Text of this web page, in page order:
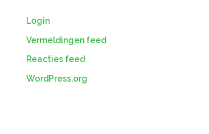
Login
Vermeldingen feed
Reacties feed
WordPress.org